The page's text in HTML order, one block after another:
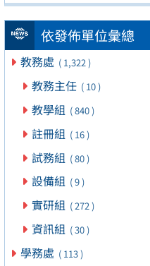
依發佈單位彙總
教務處 ( 1,322 )
教務主任 ( 10 )
教學組 ( 840 )
註冊組 ( 16 )
試務組 ( 80 )
設備組 ( 9 )
實研組 ( 272 )
資訊組 ( 30 )
學務處 ( 113 )